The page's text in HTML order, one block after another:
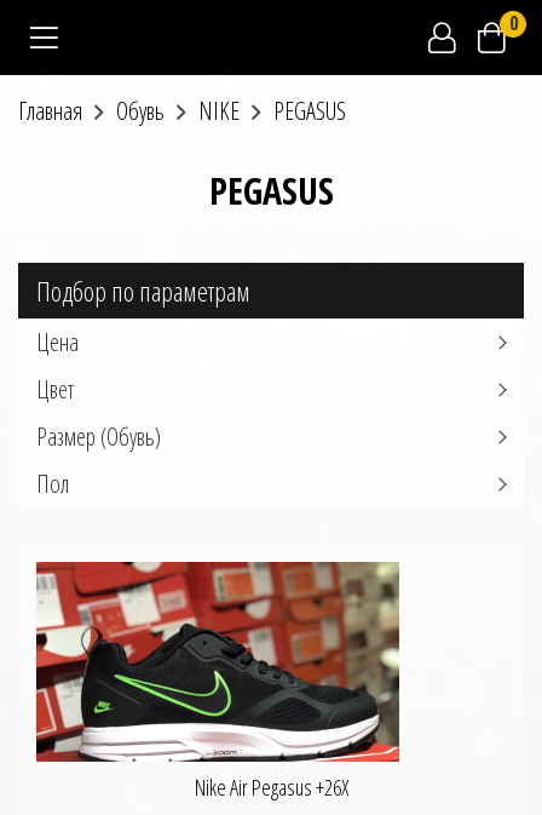
0
Главная Обувь NIKE PEGASUS
PEGASUS
Подбор по параметрам
Цена
Цвет
Размер (Обувь)
Пол
Nike Air Pegasus +26X